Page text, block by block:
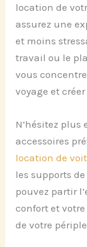
location de
assurez une
et moins
travail ou le
vous
voyage et
N’hésitez plus
accessoires
location de
les supports
pouvez partir
confort et
de votre